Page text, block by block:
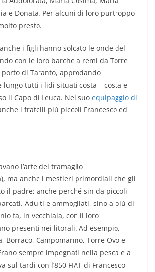
e Donata. Per alcuni di loro purtroppo
presto.
i figli hanno solcato le onde del
con le loro barche a remi da Torre
porto di Taranto, approdando
lungo tutti i lidi situati costa – costa e
il Capo di Leuca. Nel suo equipaggio di
i fratelli più piccoli Francesco ed
l’arte del tramaglio
ma anche i mestieri primordiali che gli
il padre; anche perché sin da piccoli
Adulti e ammogliati, sino a più di
fa, in vecchiaia, con il loro
presenti nei litorali. Ad esempio,
Borraco, Campomarino, Torre Ovo e
sempre impegnati nella pesca e a
sul tardi con l’850 FIAT di Francesco